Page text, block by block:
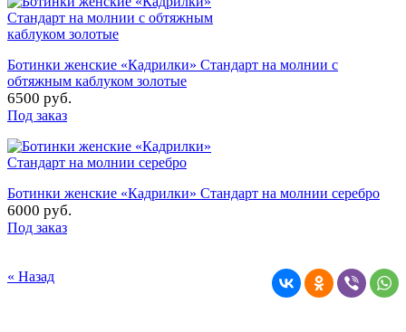
Ботинки женские «Кадрилки» Стандарт на молнии с
обтяжным каблуком золотые
6500 руб.
Под заказ
Ботинки женские «Кадрилки» Стандарт на молнии серебро
6000 руб.
Под заказ
« Назад